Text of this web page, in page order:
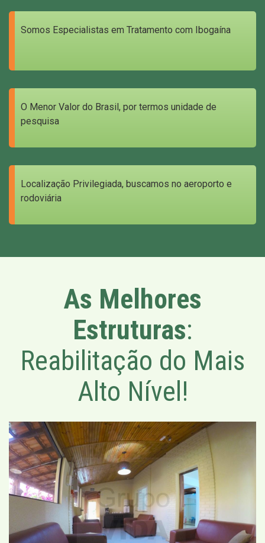
Somos Especialistas em Tratamento com Ibogaína
O Menor Valor do Brasil, por termos unidade de
pesquisa
Localização Privilegiada, buscamos no aeroporto e
rodoviária
As Melhores
Estruturas:
Reabilitação do Mais
Alto Nível!